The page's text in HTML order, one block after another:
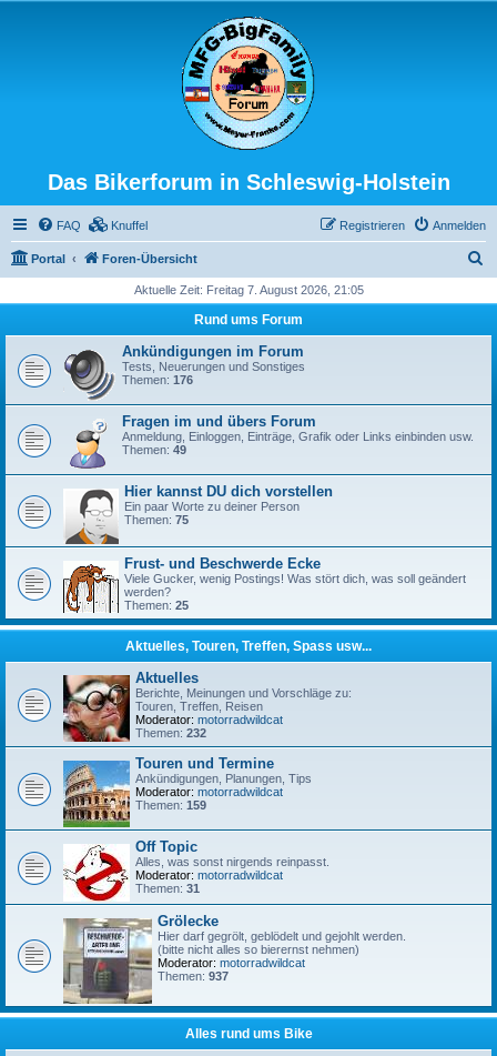
Das Bikerforum in Schleswig-Holstein
FAQ Knuffel Anmelden
Registrieren
Portal Foren-Übersicht
h
Aktuelle Zeit: Freitag 7. August 2026, 21:05
Rund ums Forum
Ankündigungen im Forum
Tests, Neuerungen und Sonstiges
Themen: 176
Fragen im und übers Forum
Anmeldung, Einloggen, Einträge, Grafik oder Links einbinden usw.
Themen: 49
Hier kannst DU dich vorstellen
Ein paar Worte zu deiner Person
Themen: 75
Frust- und Beschwerde Ecke
Viele Gucker, wenig Postings! Was stört dich, was soll geändert
werden?
Themen: 25
Aktuelles, Touren, Treffen, Spass usw...
Aktuelles
Berichte, Meinungen und Vorschläge zu:
Touren, Treffen, Reisen
Moderator: motorradwildcat
Themen: 232
Touren und Termine
Ankündigungen, Planungen, Tips
Moderator: motorradwildcat
Themen: 159
Off Topic
Alles, was sonst nirgends reinpasst.
Moderator: motorradwildcat
Themen: 31
Grölecke
Hier darf gegrölt, geblödelt und gejohlt werden.
(bitte nicht alles so bierernst nehmen)
Moderator: motorradwildcat
Themen: 937
Alles rund ums Bike